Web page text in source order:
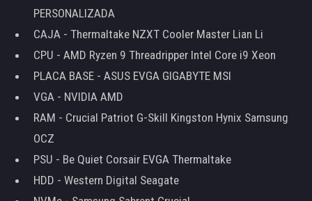
PERSONALIZADA
CAJA - Thermaltake NZXT Cooler Master Lian Li
CPU - AMD Ryzen 9 Threadripper Intel Core i9 Xeon
PLACA BASE - ASUS EVGA GIGABYTE MSI
VGA - NVIDIA AMD
RAM - Crucial Patriot G-Skill Kingston Hynix Samsung
OCZ
PSU - Be Quiet Corsair EVGA Thermaltake
HDD - Western Digital Seagate